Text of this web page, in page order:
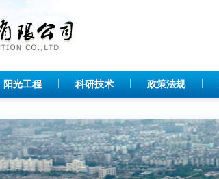
阳光工程 科研技术 政策法规